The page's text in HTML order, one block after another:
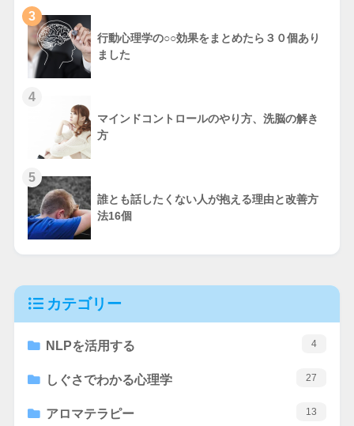
3
行動心理学の○○効果をまとめたら３０個あり
ました
4
マインドコントロールのやり方、洗脳の解き
方
5
誰とも話したくない人が抱える理由と改善方
法16個
カテゴリー
NLPを活用する 4
しぐさでわかる心理学 27
アロマテラピー 13